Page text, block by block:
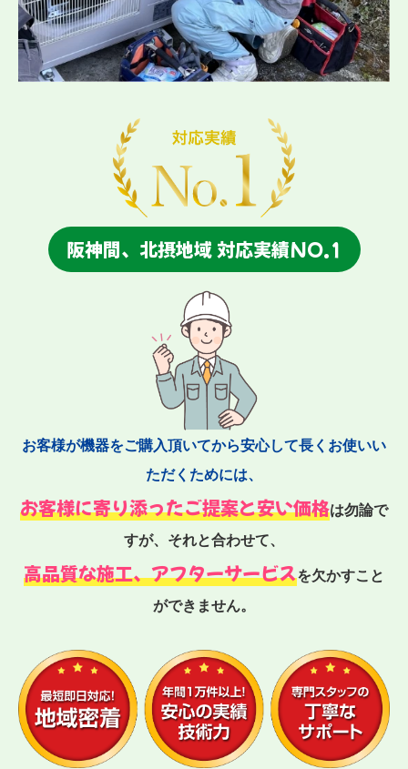
阪神間、北摂地域 対応実績NO.1
お客様が機器をご購入頂いてから安心して長くお使いい
ただくためには、
お客様に寄り添ったご提案と安い価格は勿論で
すが、それと合わせて、
高品質な施工、アフターサービスを欠かすこと
ができません。